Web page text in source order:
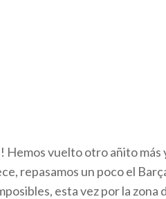
Hemos vuelto otro añito
repasamos un poco el
esta vez por la